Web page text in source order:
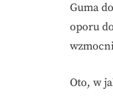
Guma
oporu
Oto, w